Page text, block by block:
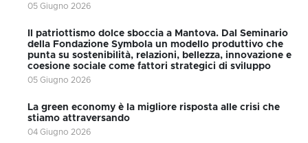
05 Giugno 2026
Il patriottismo dolce sboccia a Mantova. Dal Seminario
della Fondazione Symbola un modello produttivo che
punta su sostenibilità, relazioni, bellezza, innovazione e
coesione sociale come fattori strategici di sviluppo
05 Giugno 2026
La green economy è la migliore risposta alle crisi che
stiamo attraversando
04 Giugno 2026